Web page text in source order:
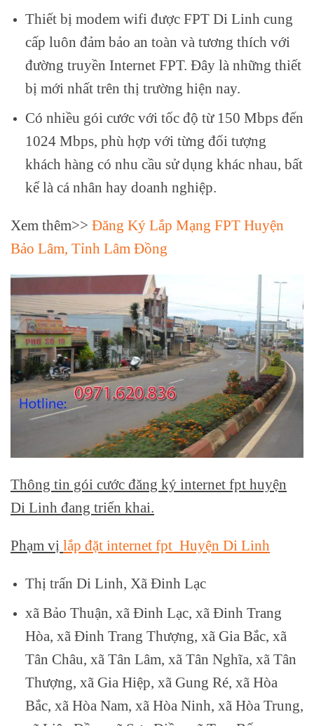
Thiết bị modem wifi được FPT Di Linh cung
cấp luôn đảm bảo an toàn và tương thích với
đường truyền Internet FPT. Đây là những thiết
bị mới nhất trên thị trường hiện nay.
Có nhiều gói cước với tốc độ từ 150 Mbps đến
1024 Mbps, phù hợp với từng đối tượng
khách hàng có nhu cầu sử dụng khác nhau, bất
kể là cá nhân hay doanh nghiệp.
Xem thêm>> Đăng Ký Lắp Mạng FPT Huyện
Bảo Lâm, Tỉnh Lâm Đồng
Thông tin gói cước đăng ký internet fpt huyện
Di Linh đang triển khai.
Phạm vị lắp đặt internet fpt Huyện Di Linh
Thị trấn Di Linh, Xã Đinh Lạc
xã Bảo Thuận, xã Đinh Lạc, xã Đinh Trang
Hòa, xã Đinh Trang Thượng, xã Gia Bắc, xã
Tân Châu, xã Tân Lâm, xã Tân Nghĩa, xã Tân
Thượng, xã Gia Hiệp, xã Gung Ré, xã Hòa
Bắc, xã Hòa Nam, xã Hòa Ninh, xã Hòa Trung,